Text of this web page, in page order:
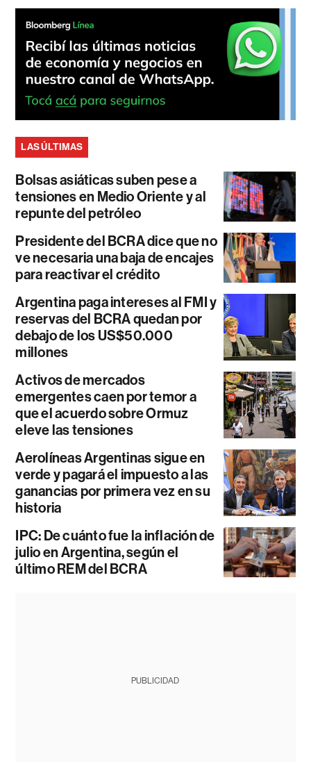
LAS ÚLTIMAS
Bolsas asiáticas suben pese a
tensiones en Medio Oriente y al
repunte del petróleo
Presidente del BCRA dice que no
ve necesaria una baja de encajes
para reactivar el crédito
Argentina paga intereses al FMI y
reservas del BCRA quedan por
debajo de los US$50.000
millones
Activos de mercados
emergentes caen por temor a
que el acuerdo sobre Ormuz
eleve las tensiones
Aerolíneas Argentinas sigue en
verde y pagará el impuesto a las
ganancias por primera vez en su
historia
IPC: De cuánto fue la inflación de
julio en Argentina, según el
último REM del BCRA
PUBLICIDAD